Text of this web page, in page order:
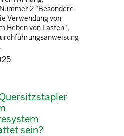
2 "Besondere
Verwendung von
Heben von Lasten",
sein?